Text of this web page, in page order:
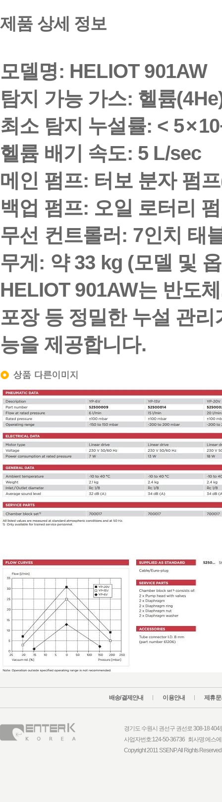
제품 상세 정보
모델명: HELIOT 901AW
탐지 가능 가스: 헬륨(4
최소 탐지 누설률: < 5×10
헬륨 배기 속도: 5 L/sec
메인 펌프: 터보 분자 펌
백업 펌프: 오일 로터리
무선 컨트롤러: 7인치 태
무게: 약 33 kg (모델 및
HELIOT 901AW는 반도
포장 등 정밀한 누설 관
능을 제공합니다.
배송/결제안내 이용안내 제휴문
경기도 수원시 권선구 권선로 308-18
사업자번호:124-50-36736 회사명:에스
Copyright 2011 SSENP. All Rights Reserved